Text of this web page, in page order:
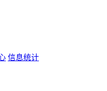
信息统计